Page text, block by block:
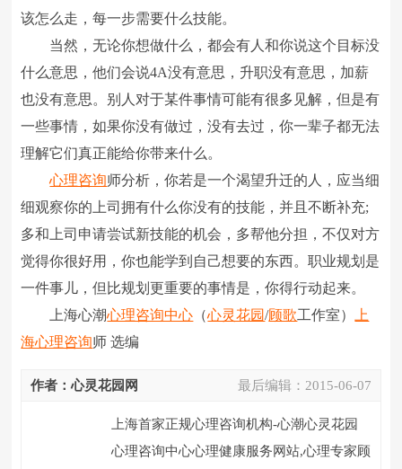
该怎么走，每一步需要什么技能。
当然，无论你想做什么，都会有人和你说这个目标没
什么意思，他们会说4A没有意思，升职没有意思，加薪
也没有意思。别人对于某件事情可能有很多见解，但是有
一些事情，如果你没有做过，没有去过，你一辈子都无法
理解它们真正能给你带来什么。
心理咨询师分析，你若是一个渴望升迁的人，应当细
细观察你的上司拥有什么你没有的技能，并且不断补充;
多和上司申请尝试新技能的机会，多帮他分担，不仅对方
觉得你很好用，你也能学到自己想要的东西。职业规划是
一件事儿，但比规划更重要的事情是，你得行动起来。
上海心潮心理咨询中心 （心灵花园/顾歌工作室）
上
海心理咨询师 选编
最后编辑： 2015-06-07
作者：心灵花园网
上海首家正规心理咨询机构-心潮心灵花园
心理咨询中心心理健康服务网站,心理专家顾